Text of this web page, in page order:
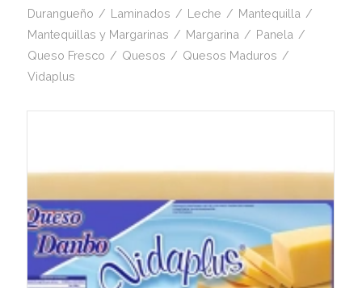
Durangueño / Laminados / Leche / Mantequilla /
Mantequillas y Margarinas / Margarina / Panela /
Queso Fresco / Quesos / Quesos Maduros /
Vidaplus